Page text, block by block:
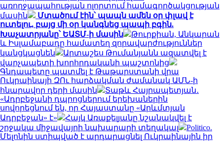
առողջապահության ոլորտում համագործակցության
մասին
Մտածում էին՝ պապն ամեն օր փլավ է
ուտելու, բայց մի օր կանգնեց պապի բգին.
Խաչատրյանը՝ ԵԱՏՄ-ի մասին
Թուրքիան, Անկարան
և Իսլամաբադը համատեղ զորավարժություններ
կանցկացնեն
Արտաշես Թումանյանն ազատվել է
վարչապետի խորհրդականի պաշտոնից
Գնդապետը պատմել է Թաթարստանի վրա
Ուկրաինայի ԶՈւ հարձակման ժամանակ ԱՄՆ-ի
հնարավոր դերի մասին
Տաթև Հայրապետյան․
«Ադրբեջանի դպրոցներում երեխաներին
սովորեցնում են, որ Հայաստանը «Արևմտյան
Ադրբեջան» է»
Հայկ Առաքելյանը նշանակվել է
շրջակա միջավայրի նախարարի տեղակալ
Politico.
Մելոնին ստիպված է արդարացնել Ուկրաինային իր